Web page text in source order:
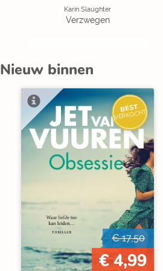
Karin Slaughter
Verzwegen
Nieuw binnen
BEST
VERKOCHT
€ 17,50
€ 4,99